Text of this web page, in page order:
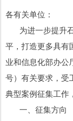
各有关单位：
为进一步提升
平，打造更多具有
业和信息化部办公
号）有关要求，受
典型案例征集工作
一、征集方向